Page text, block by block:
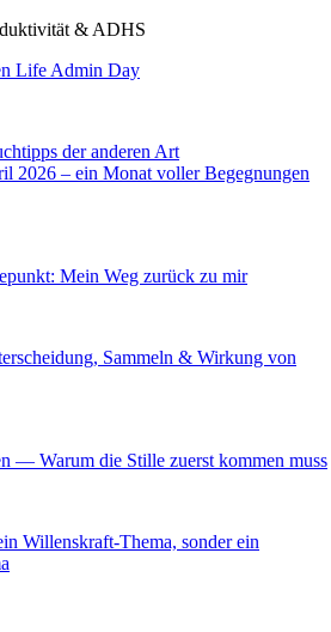
& ADHS
Life Admin Day
der anderen Art
2026 – ein Monat voller Begegnungen
Mein Weg zurück zu mir
Sammeln & Wirkung von
— Warum die Stille zuerst kommen muss
Willenskraft-Thema, sonder ein